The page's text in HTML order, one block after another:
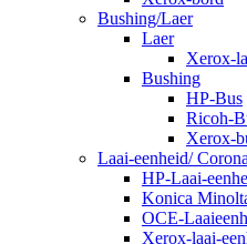
Bushing/Laer
Laer
Xerox-
Bushing
HP-Bus
Ricoh-
Xerox-
Laai-eenheid/ Corona
HP-Laai-
Konica
OCE-
Xerox-laai-